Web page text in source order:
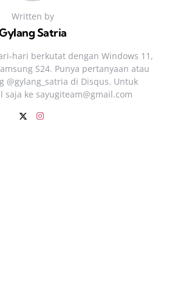
Written by
Satria
berkutat dengan Windows 11,
S24. Punya pertanyaan atau
@gylang_satria di Disqus. Untuk
saja ke sayugiteam@gmail.com